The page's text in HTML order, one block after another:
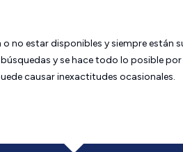
estar disponibles y siempre están
y se hace todo lo posible
causar inexactitudes ocasionales.